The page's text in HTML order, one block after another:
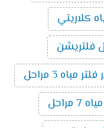
كلاريتي
مياه 3 مراحل
مراحل